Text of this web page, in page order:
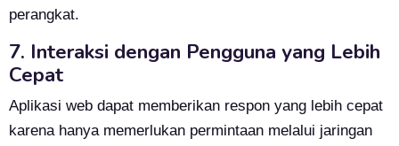
perangkat.
7. Interaksi dengan Pengguna yang Lebih
Cepat
Aplikasi web dapat memberikan respon yang lebih cepat
karena hanya memerlukan permintaan melalui jaringan